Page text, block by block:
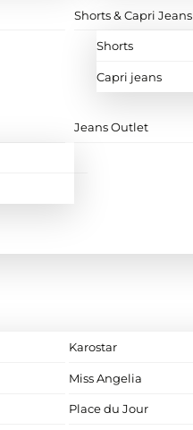
Shorts & Capri Jeans
Shorts
Capri jeans
Jeans Outlet
Karostar
Miss Angelia
Place du Jour